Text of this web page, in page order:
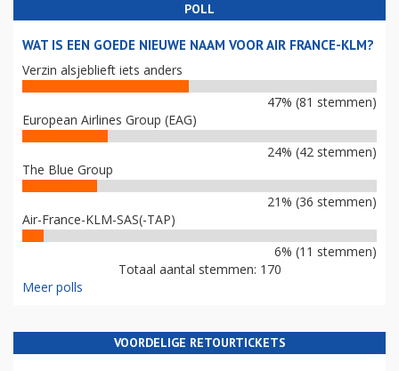
POLL
WAT IS EEN GOEDE NIEUWE NAAM VOOR AIR FRANCE-KLM?
Verzin alsjeblieft iets anders
47% (81 stemmen)
European Airlines Group (EAG)
24% (42 stemmen)
The Blue Group
21% (36 stemmen)
Air-France-KLM-SAS(-TAP)
6% (11 stemmen)
Totaal aantal stemmen: 170
Meer polls
VOORDELIGE RETOURTICKETS